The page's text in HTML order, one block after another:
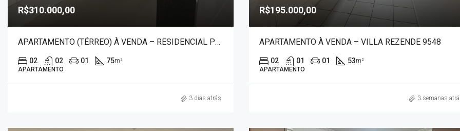
R$310.000,00
APARTAMENTO (TÉRREO) À VENDA – RESIDENCIAL PRIMO MENEGHETTI II 20128
02 02 01 75m²
APARTAMENTO
3 dias atrás
R$195.000,00
APARTAMENTO À VENDA – VILLA REZENDE 9548
02 01 01 53m²
APARTAMENTO
3 semanas